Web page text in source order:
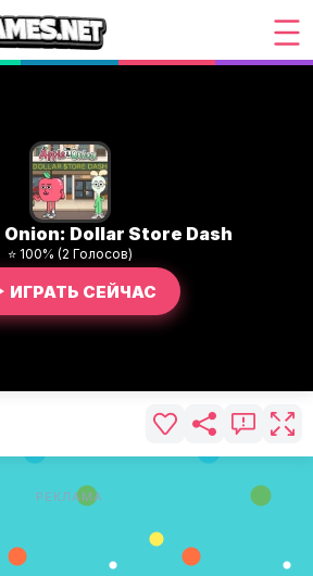
Dollar Store Dash
⭐ 100% (2 Голосов)
ИГРАТЬ СЕЙЧАС
РЕКЛАМА